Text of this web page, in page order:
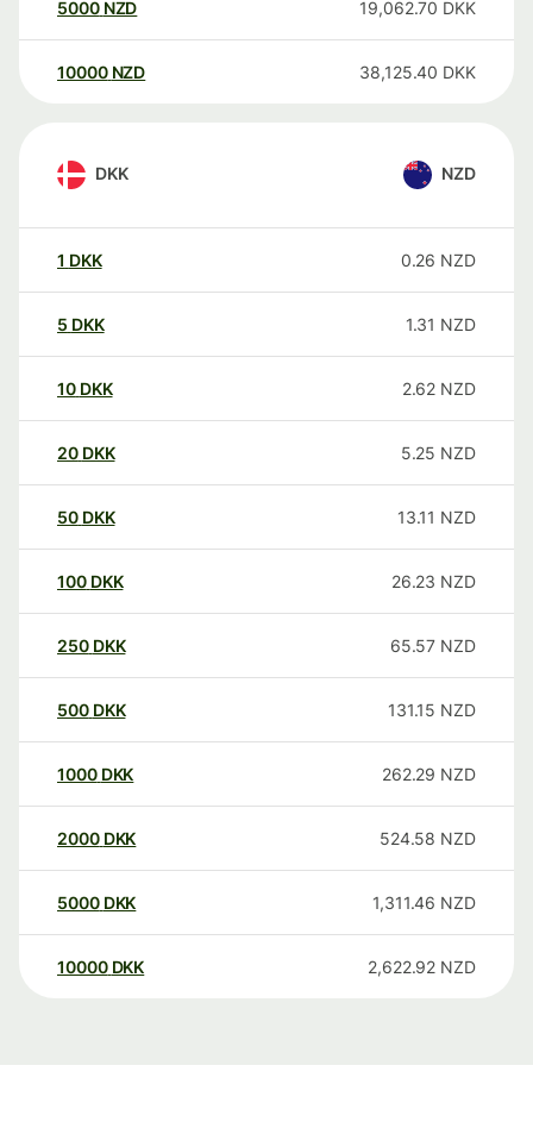
5000 NZD 19,062.70 DKK
10000 NZD 38,125.40 DKK
DKK NZD
1 DKK 0.26 NZD
5 DKK 1.31 NZD
10 DKK 2.62 NZD
20 DKK 5.25 NZD
50 DKK 13.11 NZD
100 DKK 26.23 NZD
250 DKK 65.57 NZD
500 DKK 131.15 NZD
1000 DKK 262.29 NZD
2000 DKK 524.58 NZD
5000 DKK 1,311.46 NZD
10000 DKK 2,622.92 NZD